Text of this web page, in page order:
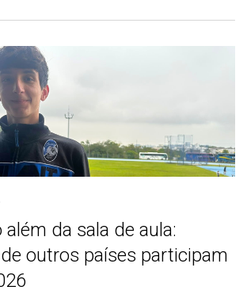
da sala de aula:
outros países participam